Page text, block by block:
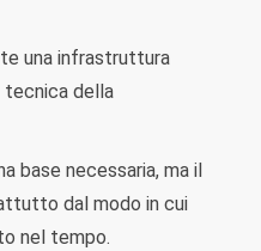
una infrastruttura
della
base necessaria, ma il
dal modo in cui
nel tempo.